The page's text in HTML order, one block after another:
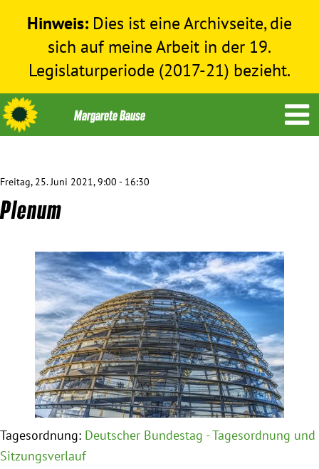
Hinweis: Dies ist eine Archivseite, die
sich auf meine Arbeit in der 19.
Legislaturperiode (2017-21) bezieht.
Themen
Humanitäre Hilfe
Bundestag 2017-2021
Obfrau im Ausschuss für Menschenrechte und
humanitäre Hilfe
Mein Abstimmungsverhalten
Ämter, Funktionen und Einkünfte
Freitag, 25. Juni 2021, 9:00 - 16:30
Plenum
Tagesordnung: Deutscher Bundestag - Tagesordnung und
Sitzungsverlauf